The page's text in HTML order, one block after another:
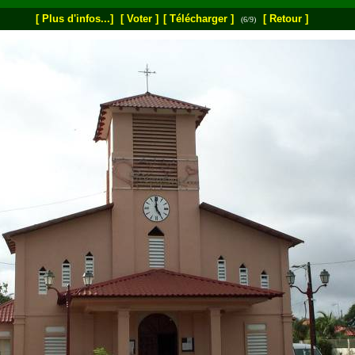
[ Plus d'infos...] [ Voter ] [ Télécharger ] (6/9) [ Retour ]